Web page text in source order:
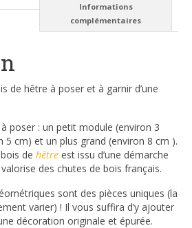
Informations
complémentaires
de hêtre à poser et à garnir d’une
poser : un petit module (environ 3
5 cm) et un plus grand (environ 8 cm ).
de hêtre est issu d’une démarche
des chutes de bois français.
sont des pièces uniques (la
varier) ! Il vous suffira d’y ajouter
décoration originale et épurée.